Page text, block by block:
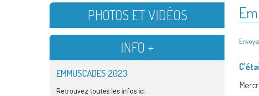
PHOTOS ET VIDÉOS
INFO +
EMMUSCADES 2023
Retrouvez toutes les infos ici :